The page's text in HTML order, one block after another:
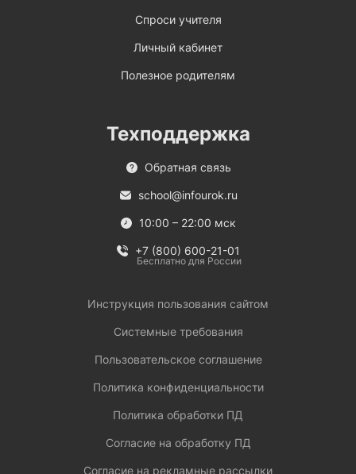
Спроси учителя
Личный кабинет
Полезное родителям
Техподдержка
Обратная связь
school@infourok.ru
10:00 – 22:00 мск
+7 (800) 600-21-01
Бесплатно для России
Инструкция пользования сайтом
Системные требования
Пользовательское соглашение
Политика конфиденциальности
Политика обработки ПД
Согласие на обработку ПД
Согласие на рекламные рассылки